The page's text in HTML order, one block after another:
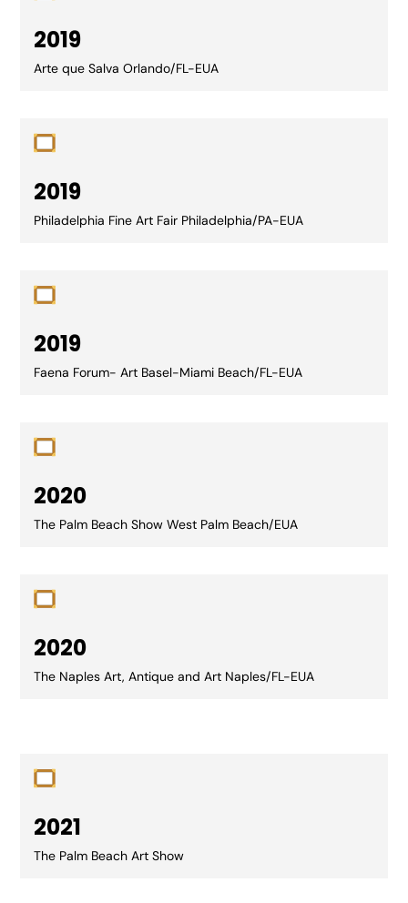
2019
Arte que Salva Orlando/FL-EUA
2019
Philadelphia Fine Art Fair Philadelphia/PA-EUA
2019
Faena Forum- Art Basel-Miami Beach/FL-EUA
2020
The Palm Beach Show West Palm Beach/EUA
2020
The Naples Art, Antique and Art Naples/FL-EUA
2021
The Palm Beach Art Show